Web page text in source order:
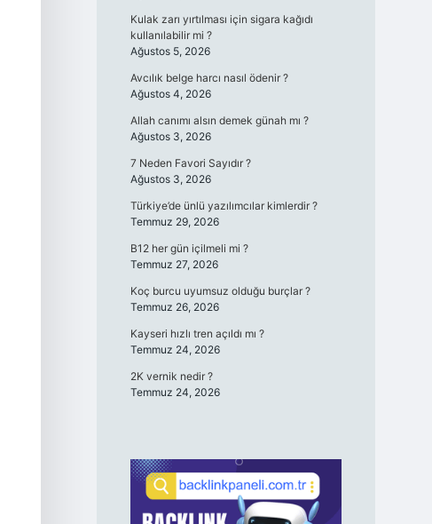
Kulak zarı yırtılması için sigara kağıdı
kullanılabilir mi ?
Ağustos 5, 2026
Avcılık belge harcı nasıl ödenir ?
Ağustos 4, 2026
Allah canımı alsın demek günah mı ?
Ağustos 3, 2026
7 Neden Favori Sayıdır ?
Ağustos 3, 2026
Türkiye’de ünlü yazılımcılar kimlerdir ?
Temmuz 29, 2026
B12 her gün içilmeli mi ?
Temmuz 27, 2026
Koç burcu uyumsuz olduğu burçlar ?
Temmuz 26, 2026
Kayseri hızlı tren açıldı mı ?
Temmuz 24, 2026
2K vernik nedir ?
Temmuz 24, 2026